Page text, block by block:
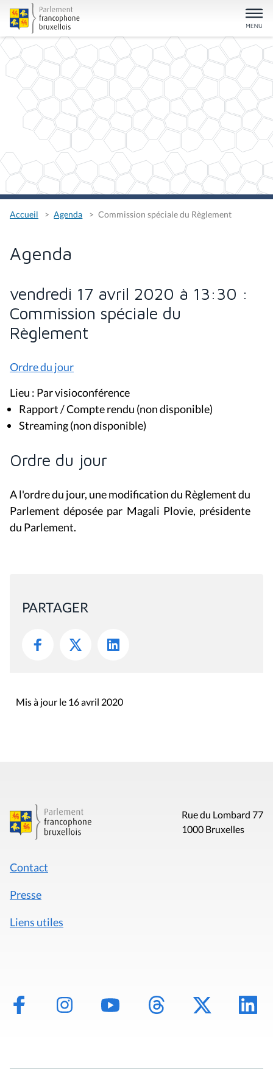
Accueil Agenda Commission spéciale du Règlement
Agenda
vendredi 17 avril 2020 à 13:30 :
Commission spéciale du
Règlement
Ordre du jour
Lieu : Par visioconférence
Rapport / Compte rendu (non disponible)
Streaming (non disponible)
Ordre du jour
A l'ordre du jour, une modification du Règlement du
Parlement déposée par Magali Plovie, présidente
du Parlement.
PARTAGER
Mis à jour le 16 avril 2020
Rue du Lombard 77
1000 Bruxelles
Contact
Presse
Liens utiles